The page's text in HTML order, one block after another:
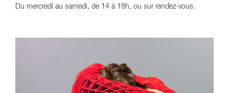
Du mercredi au samedi, de 14 à 18h, ou sur rendez-vous.